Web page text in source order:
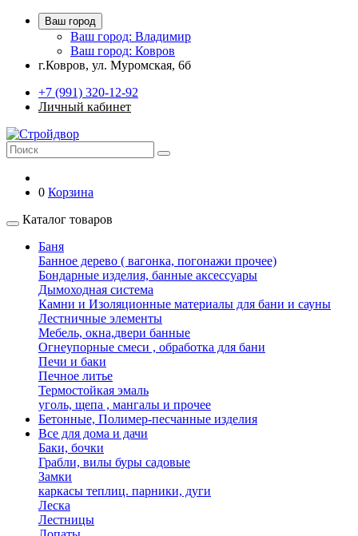
Ваш город
Ваш город: Владимир
Ваш город: Ковров
г.Ковров, ул. Муромская, 6б
+7 (991) 320-12-92
Личный кабинет
0 Корзина
Каталог товаров
Баня
Банное дерево ( вагонка, погонажи прочее)
Бондарные изделия, банные аксессуары
Дымоходная система
Камни и Изоляционные материалы для бани и сауны
Лестничные элементы
Мебель, окна,двери банные
Огнеупорные смеси , обработка для бани
Печи и баки
Печное литье
Термостойкая эмаль
уголь, щепа , мангалы и прочее
Бетонные, Полимер-песчанные изделия
Все для дома и дачи
Баки, бочки
Грабли, вилы буры садовые
Замки
каркасы теплиц. парники, дуги
Леска
Лестницы